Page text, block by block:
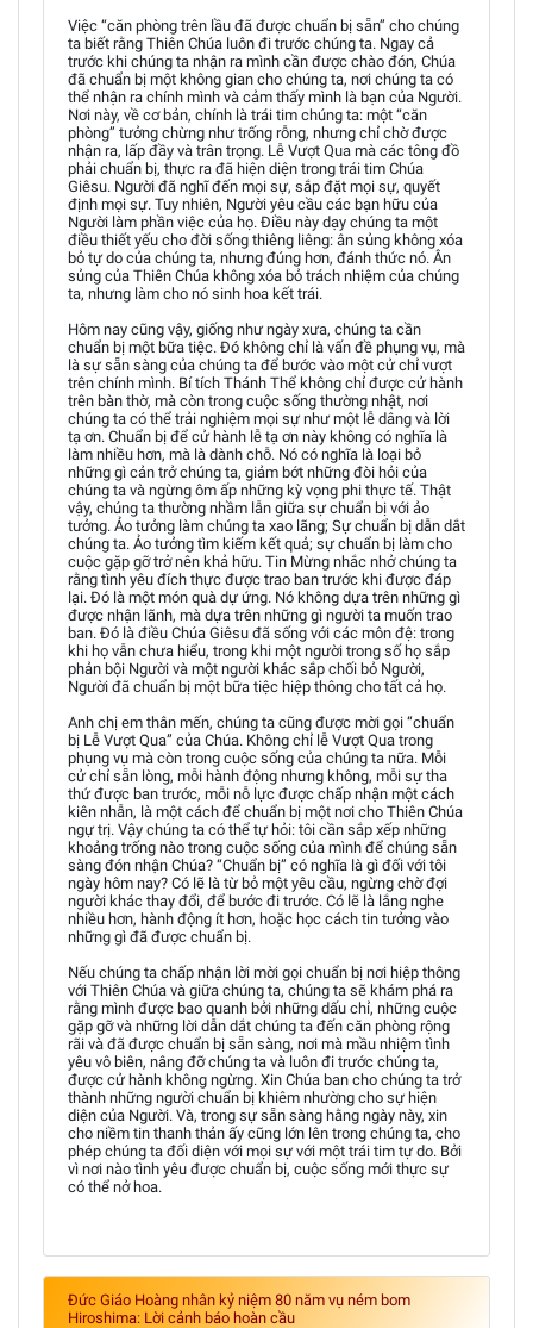
Việc “căn phòng trên lầu đã được chuẩn bị sẵn” cho chúng
ta biết rằng Thiên Chúa luôn đi trước chúng ta. Ngay cả
trước khi chúng ta nhận ra mình cần được chào đón, Chúa
đã chuẩn bị một không gian cho chúng ta, nơi chúng ta có
thể nhận ra chính mình và cảm thấy mình là bạn của Người.
Nơi này, về cơ bản, chính là trái tim chúng ta: một “căn
phòng” tưởng chừng như trống rỗng, nhưng chỉ chờ được
nhận ra, lấp đầy và trân trọng. Lễ Vượt Qua mà các tông đồ
phải chuẩn bị, thực ra đã hiện diện trong trái tim Chúa
Giêsu. Người đã nghĩ đến mọi sự, sắp đặt mọi sự, quyết
định mọi sự. Tuy nhiên, Người yêu cầu các bạn hữu của
Người làm phần việc của họ. Điều này dạy chúng ta một
điều thiết yếu cho đời sống thiêng liêng: ân sủng không xóa
bỏ tự do của chúng ta, nhưng đúng hơn, đánh thức nó. Ân
sủng của Thiên Chúa không xóa bỏ trách nhiệm của chúng
ta, nhưng làm cho nó sinh hoa kết trái.
Hôm nay cũng vậy, giống như ngày xưa, chúng ta cần
chuẩn bị một bữa tiệc. Đó không chỉ là vấn đề phụng vụ, mà
là sự sẵn sàng của chúng ta để bước vào một cử chỉ vượt
trên chính mình. Bí tích Thánh Thể không chỉ được cử hành
trên bàn thờ, mà còn trong cuộc sống thường nhật, nơi
chúng ta có thể trải nghiệm mọi sự như một lễ dâng và lời
tạ ơn. Chuẩn bị để cử hành lễ tạ ơn này không có nghĩa là
làm nhiều hơn, mà là dành chỗ. Nó có nghĩa là loại bỏ
những gì cản trở chúng ta, giảm bớt những đòi hỏi của
chúng ta và ngừng ôm ấp những kỳ vọng phi thực tế. Thật
vậy, chúng ta thường nhầm lẫn giữa sự chuẩn bị với ảo
tưởng. Ảo tưởng làm chúng ta xao lãng; Sự chuẩn bị dẫn dắt
chúng ta. Ảo tưởng tìm kiếm kết quả; sự chuẩn bị làm cho
cuộc gặp gỡ trở nên khả hữu. Tin Mừng nhắc nhở chúng ta
rằng tình yêu đích thực được trao ban trước khi được đáp
lại. Đó là một món quà dự ứng. Nó không dựa trên những gì
được nhận lãnh, mà dựa trên những gì người ta muốn trao
ban. Đó là điều Chúa Giêsu đã sống với các môn đệ: trong
khi họ vẫn chưa hiểu, trong khi một người trong số họ sắp
phản bội Người và một người khác sắp chối bỏ Người,
Người đã chuẩn bị một bữa tiệc hiệp thông cho tất cả họ.
Anh chị em thân mến, chúng ta cũng được mời gọi “chuẩn
bị Lễ Vượt Qua” của Chúa. Không chỉ lễ Vượt Qua trong
phụng vụ mà còn trong cuộc sống của chúng ta nữa. Mỗi
cử chỉ sẵn lòng, mỗi hành động nhưng không, mỗi sự tha
thứ được ban trước, mỗi nỗ lực được chấp nhận một cách
kiên nhẫn, là một cách để chuẩn bị một nơi cho Thiên Chúa
ngự trị. Vậy chúng ta có thể tự hỏi: tôi cần sắp xếp những
khoảng trống nào trong cuộc sống của mình để chúng sẵn
sàng đón nhận Chúa? “Chuẩn bị” có nghĩa là gì đối với tôi
ngày hôm nay? Có lẽ là từ bỏ một yêu cầu, ngừng chờ đợi
người khác thay đổi, để bước đi trước. Có lẽ là lắng nghe
nhiều hơn, hành động ít hơn, hoặc học cách tin tưởng vào
những gì đã được chuẩn bị.
Nếu chúng ta chấp nhận lời mời gọi chuẩn bị nơi hiệp thông
với Thiên Chúa và giữa chúng ta, chúng ta sẽ khám phá ra
rằng mình được bao quanh bởi những dấu chỉ, những cuộc
gặp gỡ và những lời dẫn dắt chúng ta đến căn phòng rộng
rãi và đã được chuẩn bị sẵn sàng, nơi mà mầu nhiệm tình
yêu vô biên, nâng đỡ chúng ta và luôn đi trước chúng ta,
được cử hành không ngừng. Xin Chúa ban cho chúng ta trở
thành những người chuẩn bị khiêm nhường cho sự hiện
diện của Người. Và, trong sự sẵn sàng hằng ngày này, xin
cho niềm tin thanh thản ấy cũng lớn lên trong chúng ta, cho
phép chúng ta đối diện với mọi sự với một trái tim tự do. Bởi
vì nơi nào tình yêu được chuẩn bị, cuộc sống mới thực sự
có thể nở hoa.
Đức Giáo Hoàng nhân kỷ niệm 80 năm vụ ném bom
Hiroshima: Lời cảnh báo hoàn cầu